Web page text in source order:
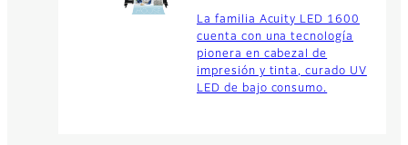
La familia Acuity LED 1600
cuenta con una tecnología
pionera en cabezal de
impresión y tinta, curado UV
LED de bajo consumo.